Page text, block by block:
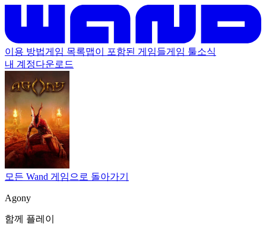
이용 방법게임 목록맵이 포함된 게임들게임 툴소식
내 계정다운로드
모든 Wand 게임으로 돌아가기
Agony
함께 플레이